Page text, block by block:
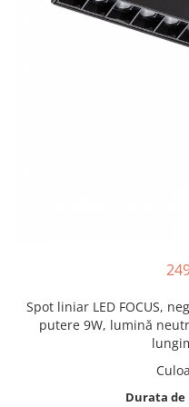
Spot liniar LED FOCUS,
putere 9W, lumină
Durata